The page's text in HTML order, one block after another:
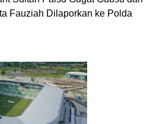
Fauziah Dilaporkan ke Polda